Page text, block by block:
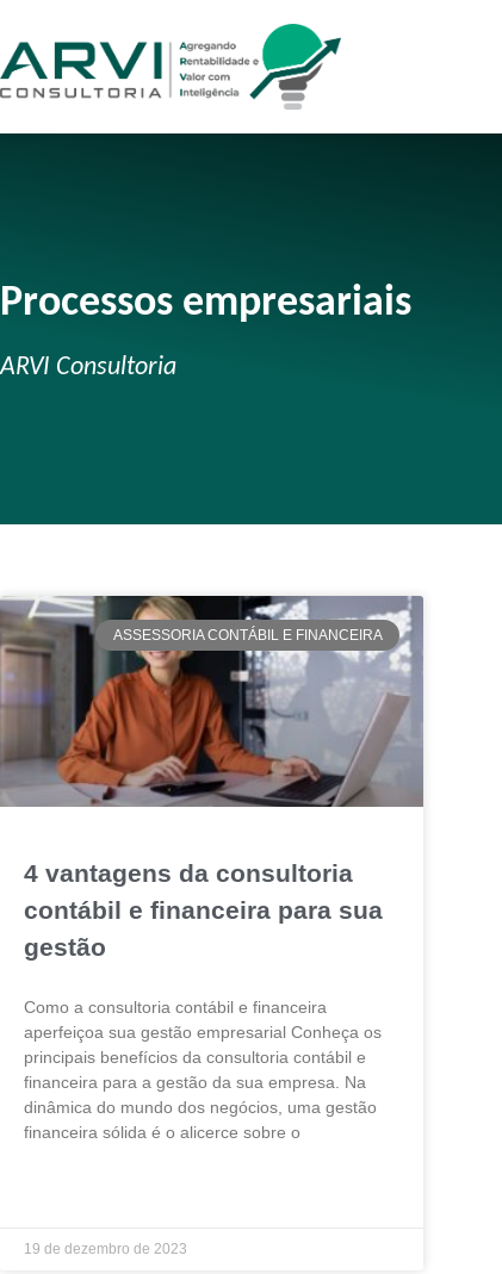
Processos empresariais
ARVI Consultoria
ASSESSORIA CONTÁBIL E FINANCEIRA
4 vantagens da consultoria
contábil e financeira para sua
gestão
Como a consultoria contábil e financeira
aperfeiçoa sua gestão empresarial Conheça os
principais benefícios da consultoria contábil e
financeira para a gestão da sua empresa. Na
dinâmica do mundo dos negócios, uma gestão
financeira sólida é o alicerce sobre o
19 de dezembro de 2023